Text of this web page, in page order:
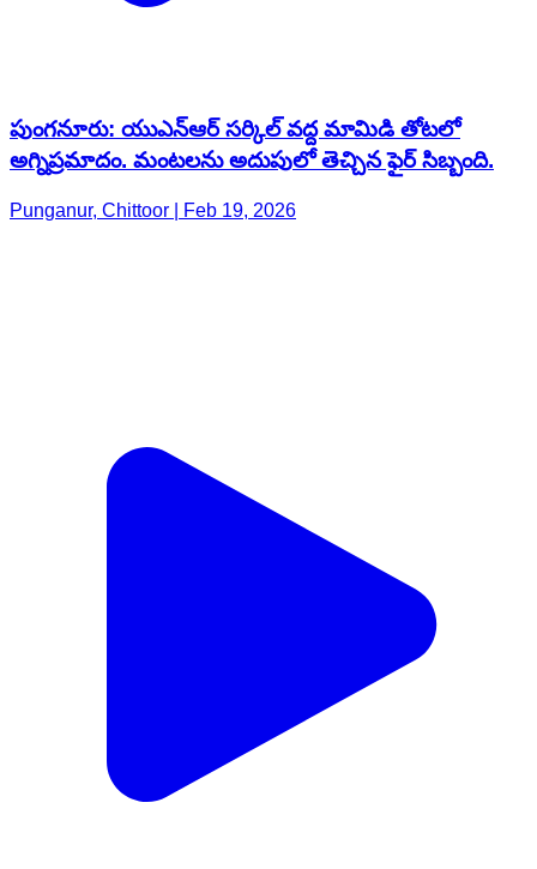
పుంగనూరు: యుఎన్ఆర్ సర్కిల్ వద్ద మామిడి తోటలో
అగ్నిప్రమాదం. మంటలను అదుపులో తెచ్చిన ఫైర్ సిబ్బంది.
Punganur, Chittoor | Feb 19, 2026